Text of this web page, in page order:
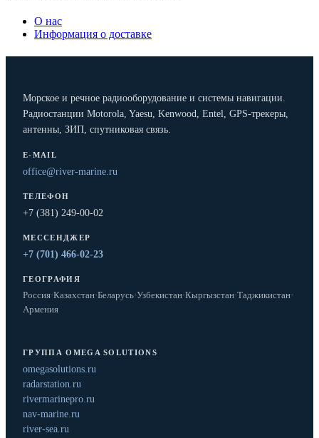
О нас
Информация о доставке
Морское и речное радиооборудование и системы навигации.
Радиостанции Motorola, Yaesu, Kenwood, Entel, GPS-трекеры,
антенны, ЗИП, спутниковая связь.
E-MAIL
office@river-marine.ru
ТЕЛЕФОН
+7 (381) 249-00-02
МЕССЕНДЖЕР
+7 (701) 466-02-23
ГЕОГРАФИЯ
Россия·Казахстан·Беларусь·Узбекистан·Кыргызстан·Таджикистан·
Армения
ГРУППА OMEGA SOLUTIONS
omegasolutions.ru
radarstation.ru
rivermarinepro.ru
nav-marine.ru
river-sea.ru